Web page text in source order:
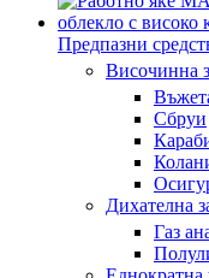
Предпазни
Височинна
Сбруи
Дихателна
Газ